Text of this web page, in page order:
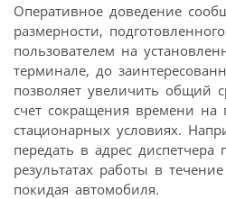
Оперативное доведение
размерности,
пользователем на
терминале, до
позволяет увеличить общий
счет сокращения времени на
стационарных условиях.
передать в адрес
результатах работы в
покидая автомобиля.